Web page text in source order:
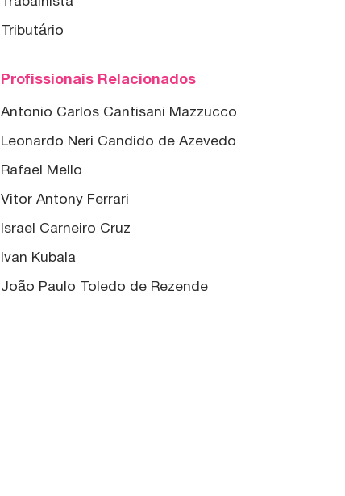
Tributário
Profissionais Relacionados
Antonio Carlos Cantisani Mazzucco
Leonardo Neri Candido de Azevedo
Rafael Mello
Vitor Antony Ferrari
Israel Carneiro Cruz
Ivan Kubala
João Paulo Toledo de Rezende